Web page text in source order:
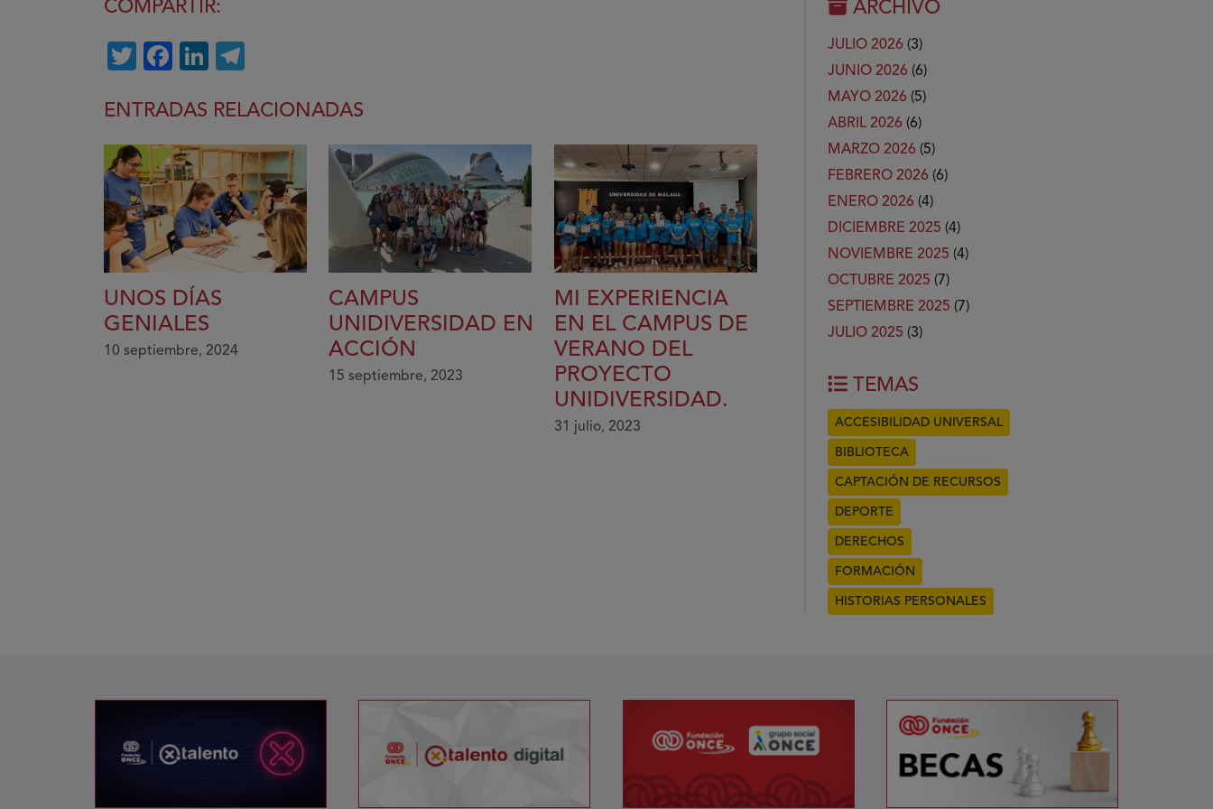
COMPARTIR:
TwitterFacebook
LinkedIn
ENTRADAS RELACIONADAS
UNOS DÍAS
GENIALES
10 septiembre, 2024
CAMPUS
UNIDIVERSIDAD EN
ACCIÓN
15 septiembre, 2023
MI EXPERIENCIA
EN EL CAMPUS DE
VERANO DEL
PROYECTO
UNIDIVERSIDAD.
31 julio, 2023
ARCHIVO
JULIO 2026 (3)
JUNIO 2026 (6)
MAYO 2026 (5)
ABRIL 2026 (6)
MARZO 2026 (5)
FEBRERO 2026 (6)
ENERO 2026 (4)
DICIEMBRE 2025 (4)
NOVIEMBRE 2025 (4)
OCTUBRE 2025 (7)
SEPTIEMBRE 2025 (7)
JULIO 2025 (3)
TEMAS
ACCESIBILIDAD UNIVERSAL
BIBLIOTECA
CAPTACIÓN DE RECURSOS
DEPORTE
DERECHOS
FORMACIÓN
HISTORIAS PERSONALES